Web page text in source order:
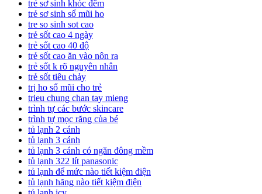
trẻ sơ sinh khóc đêm
trẻ sơ sinh sổ mũi ho
tre so sinh sot cao
trẻ sốt cao 4 ngày
trẻ sốt cao 40 độ
trẻ sốt cao ăn vào nôn ra
trẻ sốt k rõ nguyên nhân
trẻ sốt tiêu chảy
trị ho sổ mũi cho trẻ
trieu chung chan tay mieng
trình tự các bước skincare
trình tự mọc răng của bé
tủ lạnh 2 cánh
tủ lạnh 3 cánh
tủ lạnh 3 cánh có ngăn đông mềm
tủ lạnh 322 lít panasonic
tủ lạnh để mức nào tiết kiệm điện
tủ lạnh hãng nào tiết kiệm điện